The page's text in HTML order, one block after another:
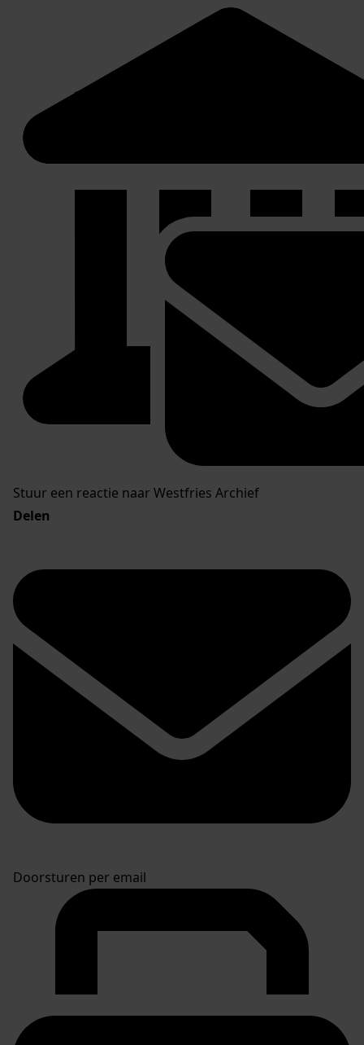
Stuur een reactie naar Westfries Archief
Delen
Doorsturen per email